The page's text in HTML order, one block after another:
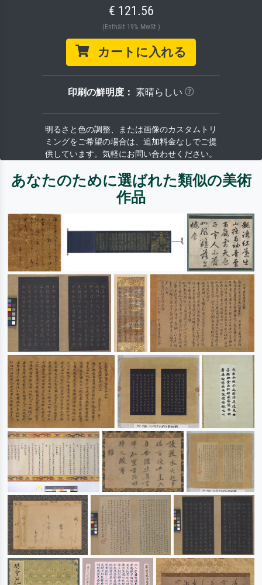
€ 121.56
(Enthält 19% MwSt.)
カートに入れる
印刷の鮮明度： 素晴らしい
明るさと色の調整、または画像のカスタムトリ
ミングをご希望の場合は、追加料金なしでご提
供しています。気軽にお問い合わせください。
あなたのために選ばれた類似の美術
作品